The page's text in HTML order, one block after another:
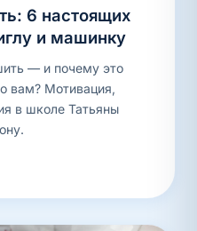
6 настоящих
и машинку
— и почему это
вам? Мотивация,
в школе Татьяны